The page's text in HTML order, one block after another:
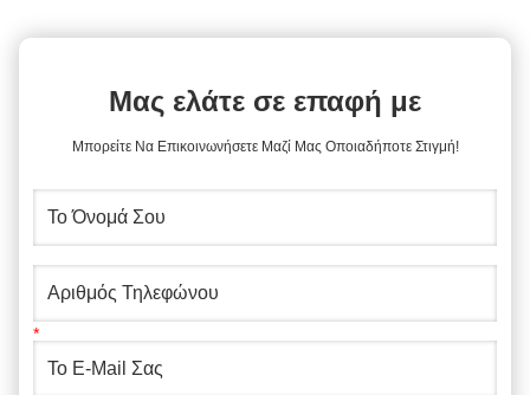
Μας ελάτε σε επαφή με
Μπορείτε Να Επικοινωνήσετε Μαζί Μας Οποιαδήποτε Στιγμή!